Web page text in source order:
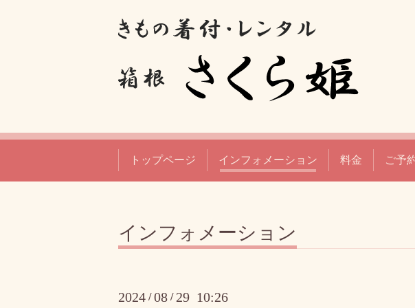
トップページ インフォメーション 料金 ご予
インフォメーション
2024 /08 / 29 10:26